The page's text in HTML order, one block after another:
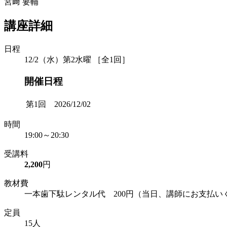
宮﨑 要輔
講座詳細
日程
12/2（水）第2水曜 ［全1回］
開催日程
第1回 2026/12/02
時間
19:00～20:30
受講料
2,200円
教材費
一本歯下駄レンタル代 200円（当日、講師にお支払い
定員
15人